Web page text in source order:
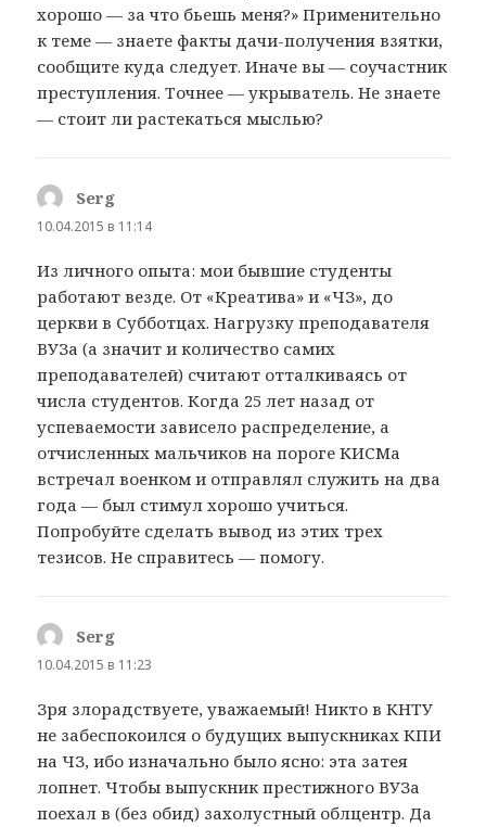
хорошо — за что бьешь меня?» Применительно
к теме — знаете факты дачи-получения взятки,
сообщите куда следует. Иначе вы — соучастник
преступления. Точнее — укрыватель. Не знаете
— стоит ли растекаться мыслью?
Serg
10.04.2015 в 11:14
Из личного опыта: мои бывшие студенты
работают везде. От «Креатива» и «ЧЗ», до
церкви в Субботцах. Нагрузку преподавателя
ВУЗа (а значит и количество самих
преподавателей) считают отталкиваясь от
числа студентов. Когда 25 лет назад от
успеваемости зависело распределение, а
отчисленных мальчиков на пороге КИСМа
встречал военком и отправлял служить на два
года — был стимул хорошо учиться.
Попробуйте сделать вывод из этих трех
тезисов. Не справитесь — помогу.
Serg
10.04.2015 в 11:23
Зря злорадствуете, уважаемый! Никто в КНТУ
не забеспокоился о будущих выпускниках КПИ
на ЧЗ, ибо изначально было ясно: эта затея
лопнет. Чтобы выпускник престижного ВУЗа
поехал в (без обид) захолустный облцентр. Да